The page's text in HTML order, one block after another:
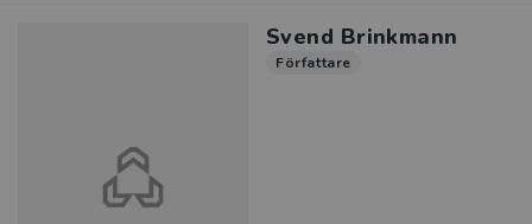
Svend Brinkmann
Författare